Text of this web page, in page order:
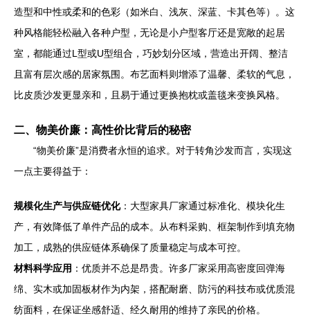
造型和中性或柔和的色彩（如米白、浅灰、深蓝、卡其色等）。这
种风格能轻松融入各种户型，无论是小户型客厅还是宽敞的起居
室，都能通过L型或U型组合，巧妙划分区域，营造出开阔、整洁
且富有层次感的居家氛围。布艺面料则增添了温馨、柔软的气息，
比皮质沙发更显亲和，且易于通过更换抱枕或盖毯来变换风格。
二、物美价廉：高性价比背后的秘密
“物美价廉”是消费者永恒的追求。对于转角沙发而言，实现这
一点主要得益于：
规模化生产与供应链优化：大型家具厂家通过标准化、模块化生
产，有效降低了单件产品的成本。从布料采购、框架制作到填充物
加工，成熟的供应链体系确保了质量稳定与成本可控。
材料科学应用 ：优质并不总是昂贵。许多厂家采用高密度回弹海
绵、实木或加固板材作为内架，搭配耐磨、防污的科技布或优质混
纺面料，在保证坐感舒适、经久耐用的维持了亲民的价格。